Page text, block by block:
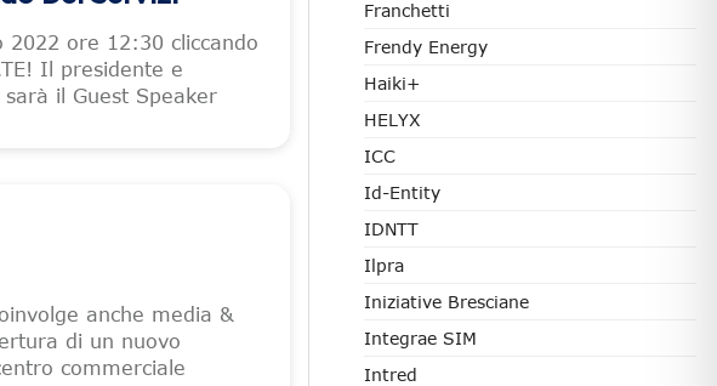
2022 ore 12:30 cliccando
Il presidente e
il Guest Speaker
anche media &
di un nuovo
commerciale
Franchetti
Frendy Energy
Haiki+
HELYX
ICC
Id-Entity
IDNTT
Ilpra
Iniziative Bresciane
Integrae SIM
Intred